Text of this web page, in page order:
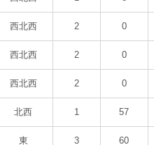
西北西 2 0
西北西 2 0
西北西 2 0
北西 1 57
東 3 60